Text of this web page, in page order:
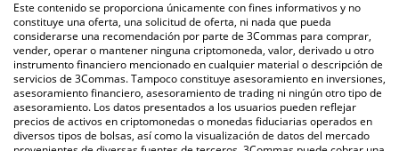
Network que se encuentra arriba para verificar el último precio
de Autobahn Network en las principales monedas fiduciarias y
criptomonedas.
otras.
Este contenido se proporciona únicamente con fines informativos y no
constituye una oferta, una solicitud de oferta, ni nada que pueda
considerarse una recomendación por parte de 3Commas para comprar,
vender, operar o mantener ninguna criptomoneda, valor, derivado u otro
instrumento financiero mencionado en cualquier material o descripción de
servicios de 3Commas. Tampoco constituye asesoramiento en inversiones,
asesoramiento financiero, asesoramiento de trading ni ningún otro tipo de
asesoramiento. Los datos presentados a los usuarios pueden reflejar
precios de activos en criptomonedas o monedas fiduciarias operados en
diversos tipos de bolsas, así como la visualización de datos del mercado